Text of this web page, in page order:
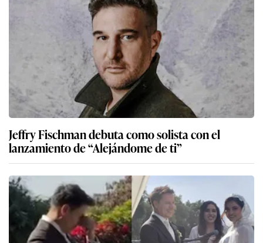
Jeffry Fischman debuta como solista con el
lanzamiento de “Alejándome de ti”